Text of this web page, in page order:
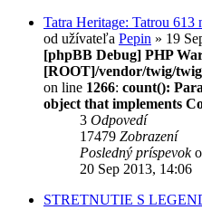
Tatra Heritage: Tatrou 613
od užívateľa Pepin » 19
[phpBB Debug] PHP
[ROOT]/vendor/twig/
on line 1266: count():
object that implements
3 Odpovedí
17479 Zobrazení
Posledný príspevok
20 Sep 2013, 14:06
STRETNUTIE S